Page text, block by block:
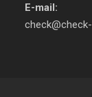
E-mail: